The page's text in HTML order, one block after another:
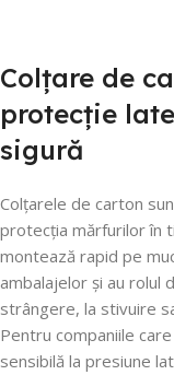
Colțare de
protecție
sigură
Colțarele de carton
protecția mărfurilor în
montează rapid pe
ambalajelor și au rolul
strângere, la stivuire
Pentru companiile
sensibilă la presiune